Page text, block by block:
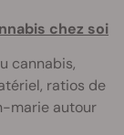
chez soi
cannabis,
ratios de
marie autour